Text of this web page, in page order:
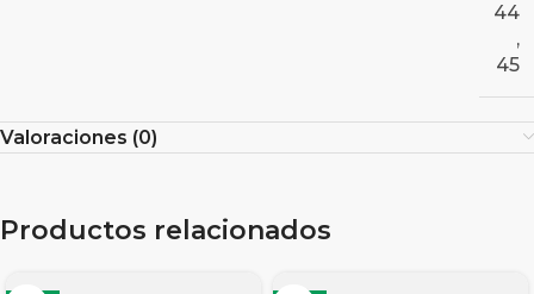
44
,
45
Valoraciones (0)
Productos relacionados